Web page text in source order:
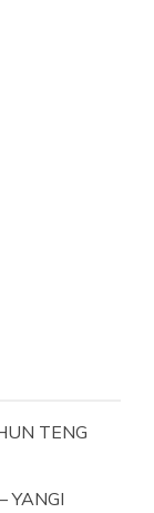
TENG
YANGI